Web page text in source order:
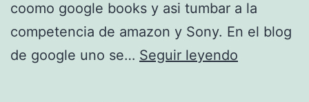
coomo google books y asi tumbar a la
competencia de amazon y Sony. En el blog
de google uno se… Seguir leyendo